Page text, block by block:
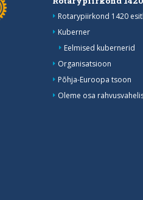
Rotarypiirkond 1420
Kuberner
Eelmised kubernerid
Organisatsioon
Põhja-Euroopa tsoon
Oleme osa